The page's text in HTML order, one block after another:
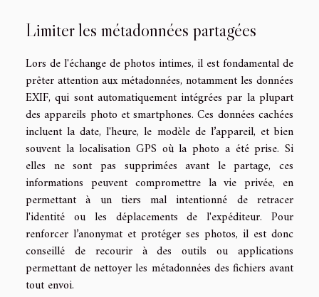
Limiter les métadonnées partagées
Lors de l'échange de photos intimes, il est fondamental de
prêter attention aux métadonnées, notamment les données
EXIF, qui sont automatiquement intégrées par la plupart
des appareils photo et smartphones. Ces données cachées
incluent la date, l'heure, le modèle de l’appareil, et bien
souvent la localisation GPS où la photo a été prise. Si
elles ne sont pas supprimées avant le partage, ces
informations peuvent compromettre la vie privée, en
permettant à un tiers mal intentionné de retracer
l'identité ou les déplacements de l'expéditeur. Pour
renforcer l’anonymat et protéger ses photos, il est donc
conseillé de recourir à des outils ou applications
permettant de nettoyer les métadonnées des fichiers avant
tout envoi.